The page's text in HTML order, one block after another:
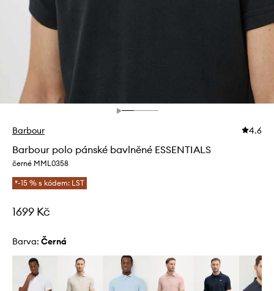
Barbour 4.6
Barbour polo pánské bavlněné ESSENTIALS
černé MML0358
*-15 % s kódem: LST
1699 Kč
Barva: černá